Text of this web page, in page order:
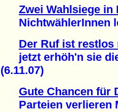
Zwei Wahlsiege in
NichtwählerInnen
Der Ruf ist restlos
jetzt erhöh'n sie
(6.11.07)
Gute Chancen für
Parteien verlieren